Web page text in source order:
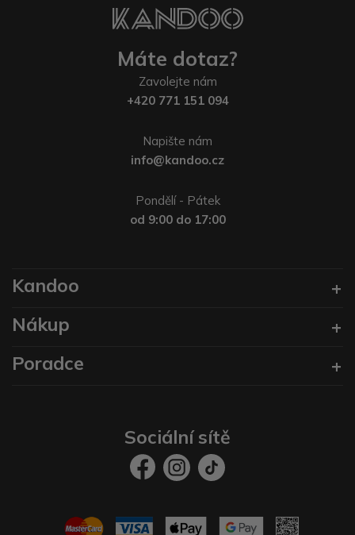
Máte dotaz?
Zavolejte nám
+420 771 151 094
Napište nám
info@kandoo.cz
Pondělí - Pátek
od 9:00 do 17:00
Kandoo
Nákup
Poradce
Sociální sítě